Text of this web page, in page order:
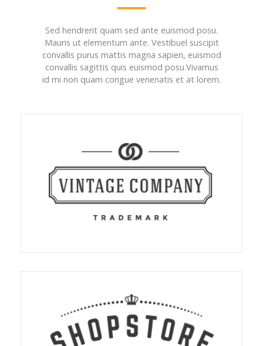
Sed hendrerit quam sed ante euismod posu.
Mauris ut elementum ante. Vestibuel suscipit
convallis purus mattis magna sapien, euismod
convallis sagittis quis euismod posu.Vivamus
id mi non quam congue venenatis et at lorem.